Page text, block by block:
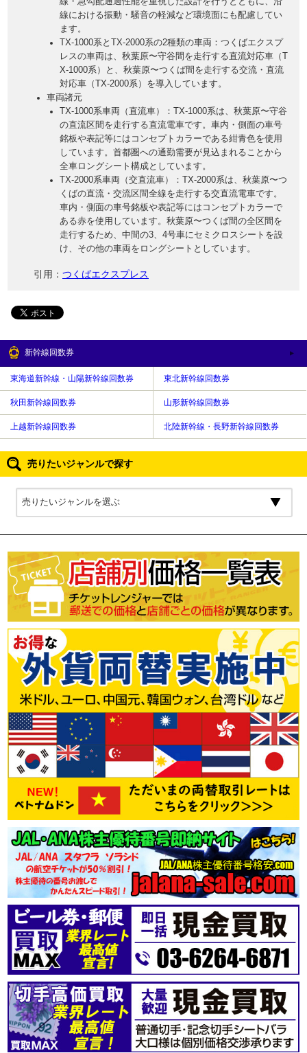
線における振動・騒音の軽減など環境面にも配慮してい
ます。
TX-1000系とTX-2000系の2種類の車両 ：つくばエクスプ
レスの車両は、秋葉原〜守谷間を走行する直流対応車（T
X-1000系）と、秋葉原〜つくば間を走行する交流・直流
対応車（TX-2000系）を導入しています。
車両諸元
TX-1000系車両（直流車）
：TX-1000系は、秋葉原〜守谷
の直流区間を走行する直流電車です。車内・側面の車号
銘板や表記等にはコンセプトカラーである紺青色を使用
しています。首都圏への通勤需要が見込まれることから
全車ロングシート構成としています。
TX-2000系車両（交直流車）
：TX-2000系は、秋葉原〜つ
くばの直流・交流区間全線を走行する交直流電車です。
車内・側面の車号銘板や表記等にはコンセプトカラーで
ある赤を使用しています。秋葉原〜つくば間の全区間を
走行するため、中間の3、4号車にセミクロスシートを設
け、その他の車両をロングシートとしています。
引用： つくばエクスプレス
新幹線回数券
東海道新幹線・山陽新幹線回数券 東北新幹線回数券
秋田新幹線回数券 山形新幹線回数券
上越新幹線回数券 北陸新幹線・長野新幹線回数券
売りたいジャンルで探す